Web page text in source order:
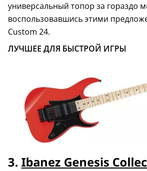
универсальный топор за гораздо
воспользовавшись этими
Custom 24.
ЛУЧШЕЕ ДЛЯ БЫСТРОЙ ИГРЫ
3. Ibanez Genesis